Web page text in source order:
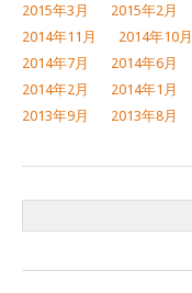
2015年3月
2015年2月
2014年11月
2014年10月
2014年7月
2014年6月
2014年2月
2014年1月
2013年9月
2013年8月